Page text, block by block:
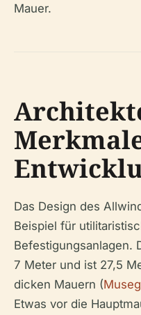
Mauer.
Das Design des
Beispiel für
Befestigungsanlagen.
7 Meter und ist 27,5
dicken Mauern (
Etwas vor die